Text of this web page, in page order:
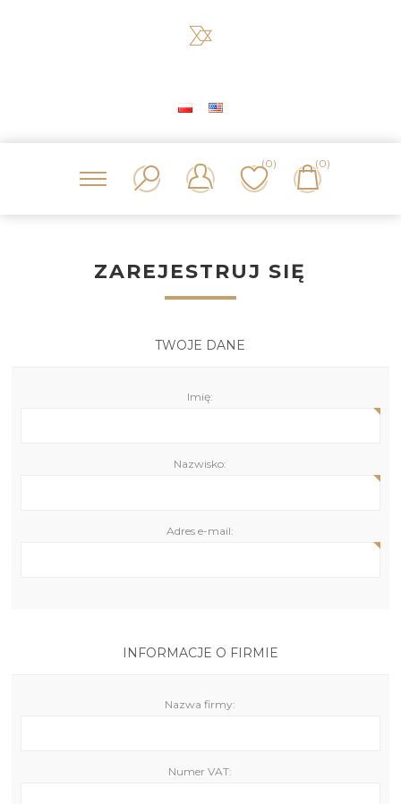
(0) (0)
ZAREJESTRUJ SIĘ
TWOJE DANE
Imię:
Nazwisko:
Adres e-mail:
INFORMACJE O FIRMIE
Nazwa firmy:
Numer VAT: